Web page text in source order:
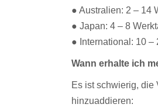
● Australien: 2 – 14
● Japan: 4 – 8
● International: 10 –
Wann erhalte ich
Es ist schwierig, die
hinzuaddieren: